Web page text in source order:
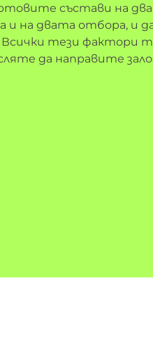
състави на
и на двата отбора, и
Всички тези фактори
да направите